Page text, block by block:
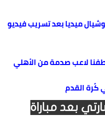
ميديا بعد تسريب فيديو
لاعب صدمة من الأهلي
بعد مباراة